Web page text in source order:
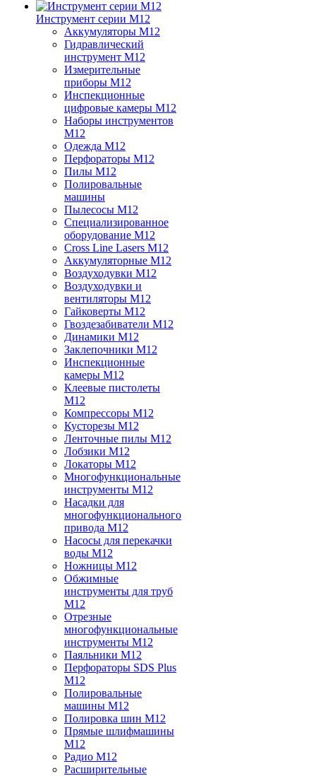
Инструмент серии M12
Аккумуляторы M12
Гидравлический
инструмент M12
Измерительные
приборы M12
Инспекционные
цифровые камеры M12
Наборы инструментов
M12
Одежда M12
Перфораторы M12
Пилы M12
Полировальные
машины
Пылесосы M12
Специализированное
оборудование M12
Cross Line Lasers M12
Аккумуляторные M12
Воздуходувки M12
Воздуходувки и
вентиляторы M12
Гайковерты M12
Гвоздезабиватели M12
Динамики M12
Заклепочники M12
Инспекционные
камеры M12
Клеевые пистолеты
M12
Компрессоры M12
Кусторезы M12
Ленточные пилы M12
Лобзики M12
Локаторы M12
Многофункциональные
инструменты M12
Насадки для
многофункционального
привода M12
Насосы для перекачки
воды M12
Ножницы M12
Обжимные
инструменты для труб
M12
Отрезные
многофункциональные
инструменты M12
Паяльники M12
Перфораторы SDS Plus
M12
Полировальные
машины M12
Полировка шин M12
Прямые шлифмашины
M12
Радио M12
Расширительные